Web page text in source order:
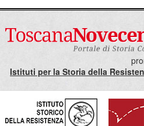
Istituti per la Storia della